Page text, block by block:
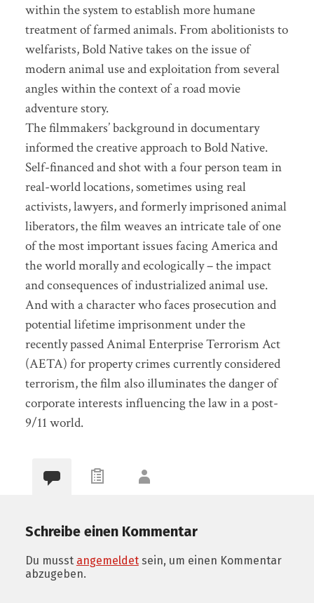
within the system to establish more humane
treatment of farmed animals. From abolitionists to
welfarists, Bold Native takes on the issue of
modern animal use and exploitation from several
angles within the context of a road movie
adventure story.
The filmmakers’ background in documentary
informed the creative approach to Bold Native.
Self-financed and shot with a four person team in
real-world locations, sometimes using real
activists, lawyers, and formerly imprisoned animal
liberators, the film weaves an intricate tale of one
of the most important issues facing America and
the world morally and ecologically – the impact
and consequences of industrialized animal use.
And with a character who faces prosecution and
potential lifetime imprisonment under the
recently passed Animal Enterprise Terrorism Act
(AETA) for property crimes currently considered
terrorism, the film also illuminates the danger of
corporate interests influencing the law in a post-
9/11 world.
Schreibe einen Kommentar
Du musst angemeldetsein, um einen Kommentar
abzugeben.